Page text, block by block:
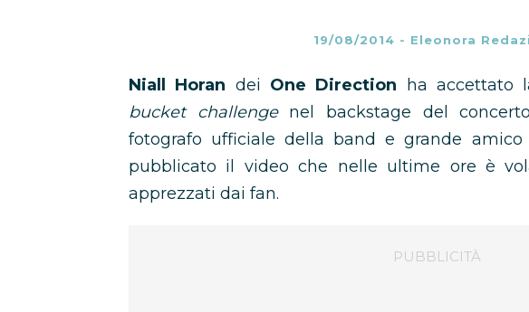
19/08/2014 - Eleonora
Niall Horan dei One Direction ha accettato
bucket challenge nel backstage del
fotografo ufficiale della band e grande
pubblicato il video che nelle ultime ore è
apprezzati dai fan.